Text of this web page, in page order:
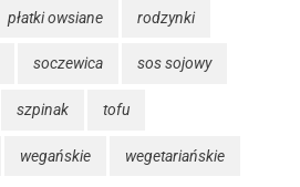
płatki owsiane rodzynki
soczewica sos sojowy
szpinak tofu
wegańskie wegetariańskie